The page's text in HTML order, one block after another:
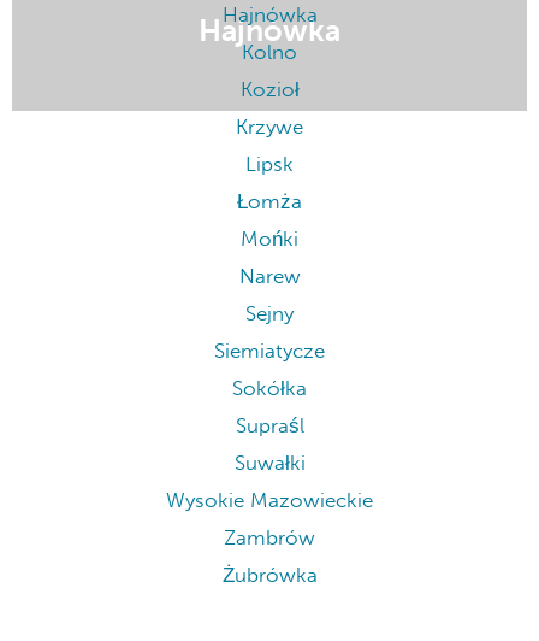
Hajnówka
Hajnówka
Kolno
Kozioł
Krzywe
Lipsk
Łomża
Mońki
Narew
Sejny
Siemiatycze
Sokółka
Supraśl
Suwałki
Wysokie Mazowieckie
Zambrów
Żubrówka